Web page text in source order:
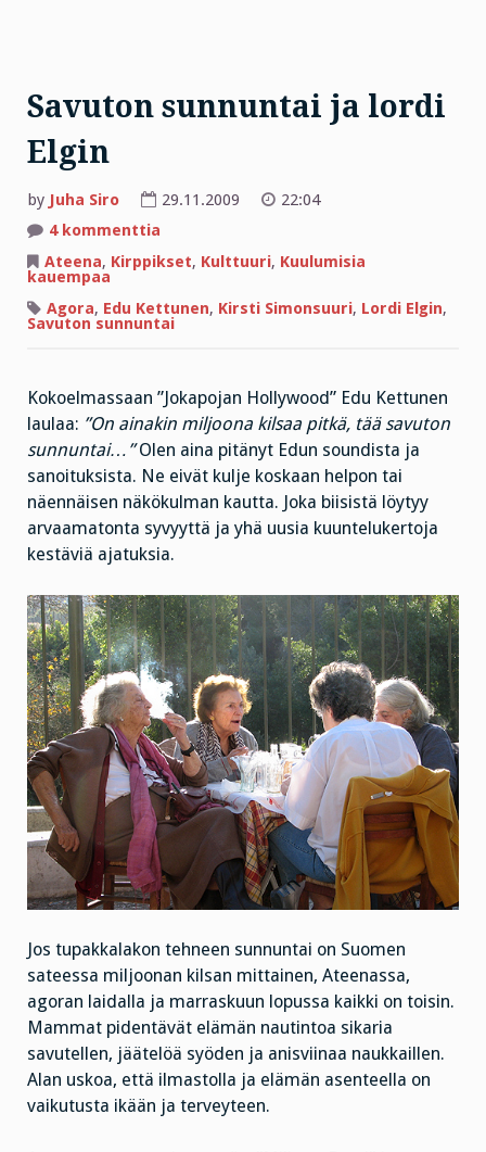
Savuton sunnuntai ja lordi
Elgin
by Juha Siro 29.11.2009
22:04
4 kommenttia
sunnuntai
Elgin
Ateena, Kirppikset, Kulttuuri, Kuulumisia
kauempaa
Agora, Edu Kettunen, Kirsti Simonsuuri, Lordi Elgin,
Savuton sunnuntai
Kokoelmassaan ”Jokapojan Hollywood” Edu Kettunen
laulaa: ”On ainakin miljoona kilsaa pitkä, tää savuton
sunnuntai…”Olen aina pitänyt Edun soundista ja
sanoituksista. Ne eivät kulje koskaan helpon tai
näennäisen näkökulman kautta. Joka biisistä löytyy
arvaamatonta syvyyttä ja yhä uusia kuuntelukertoja
kestäviä ajatuksia.
Jos tupakkalakon tehneen sunnuntai on Suomen
sateessa miljoonan kilsan mittainen, Ateenassa,
agoran laidalla ja marraskuun lopussa kaikki on toisin.
Mammat pidentävät elämän nautintoa sikaria
savutellen, jäätelöä syöden ja anisviinaa naukkaillen.
Alan uskoa, että ilmastolla ja elämän asenteella on
vaikutusta ikään ja terveyteen.